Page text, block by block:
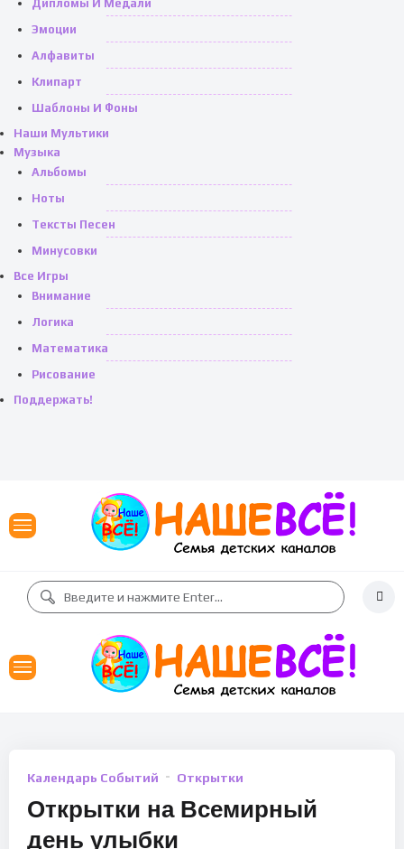
Дипломы И Медали
Эмоции
Алфавиты
Клипарт
Шаблоны И Фоны
Наши Мультики
Музыка
Альбомы
Ноты
Тексты Песен
Минусовки
Все Игры
Внимание
Логика
Математика
Рисование
Поддержать!
Календарь Событий Открытки
Открытки на Всемирный
день улыбки